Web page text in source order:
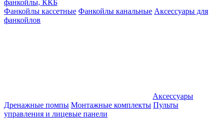
фанкойлы, ККБ
Фанкойлы кассетные Фанкойлы канальные Аксессуары для
фанкойлов
Аксессуары
Дренажные помпы Монтажные комплекты Пульты
управления и лицевые панели